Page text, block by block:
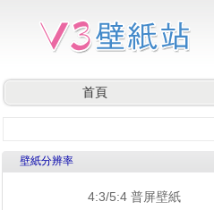
首頁
壁紙分辨率
4:3/5:4 普屏壁紙